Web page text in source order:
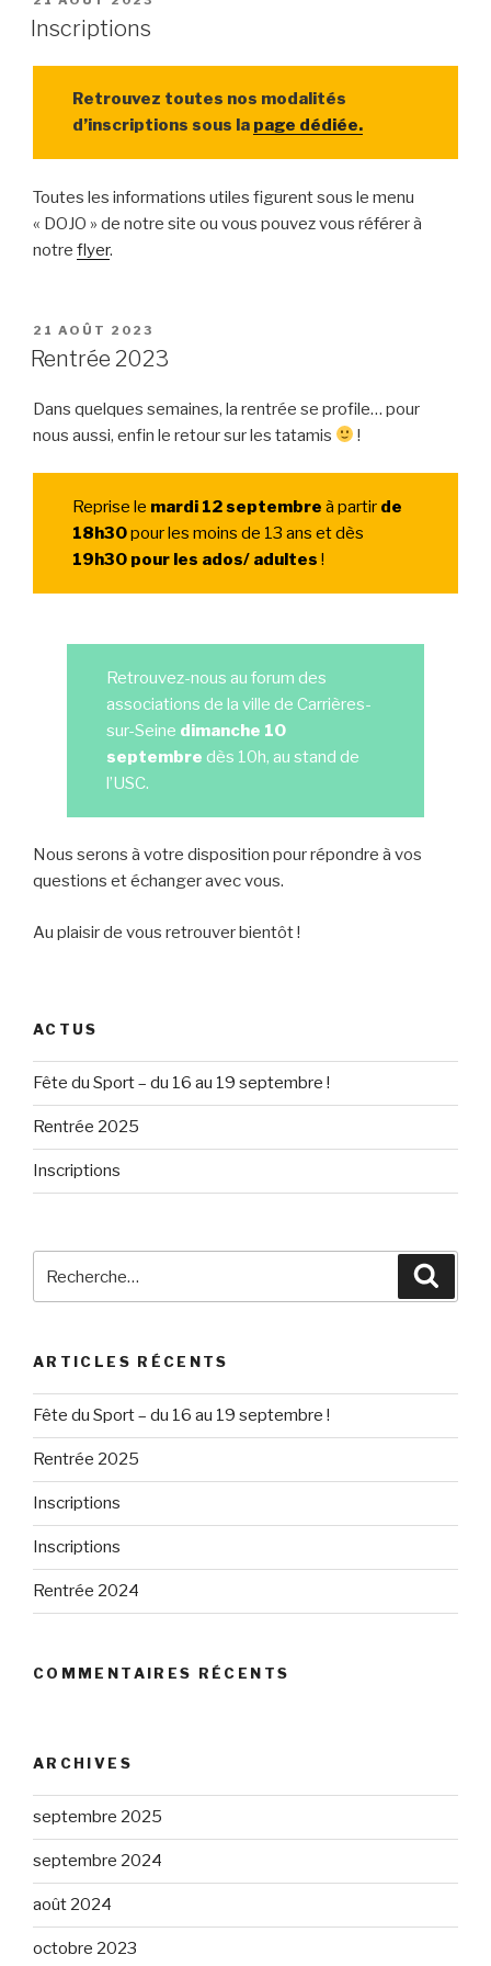
LE
Inscriptions
Retrouvez toutes nos modalités
d’inscriptions sous la page dédiée.
Toutes les informations utiles figurent sous le menu
« DOJO » de notre site ou vous pouvez vous référer à
notre flyer.
PUBLIÉ
LE
21 AOÛT 2023
Rentrée 2023
Dans quelques semaines, la rentrée se profile… pour
nous aussi, enfin le retour sur les tatamis
!
Reprise le mardi 12 septembre à partir de
18h30pour les moins de 13 ans et dès
19h30 pour les ados/ adultes !
Retrouvez-nous au forum des
associations de la ville de Carrières-
sur-Seine dimanche 10
septembre dès 10h, au stand de
l’USC.
Nous serons à votre disposition pour répondre à vos
questions et échanger avec vous.
Au plaisir de vous retrouver bientôt !
ACTUS
Fête du Sport – du 16 au 19 septembre !
Rentrée 2025
Inscriptions
pour
ARTICLES RÉCENTS
Fête du Sport – du 16 au 19 septembre !
Rentrée 2025
Inscriptions
Inscriptions
Rentrée 2024
COMMENTAIRES RÉCENTS
ARCHIVES
septembre 2025
septembre 2024
août 2024
octobre 2023